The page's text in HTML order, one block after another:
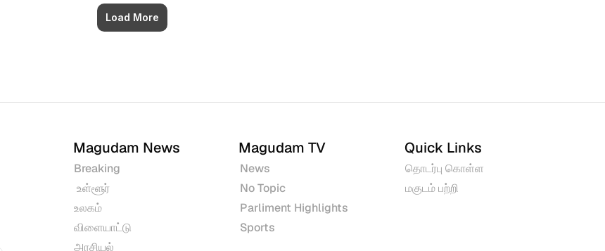
Load More
Magudam News
Breaking
உள்ளூர்
உலகம்
விளையாட்டு
அரசியல்
Magudam TV
News
No Topic
Parliment Highlights
Sports
Quick Links
தொடர்பு கொள்ள
மகுடம் பற்றி